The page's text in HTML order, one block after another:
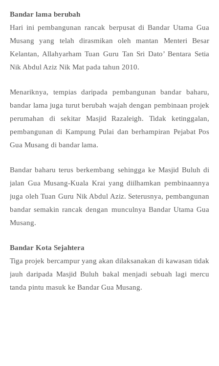
Bandar lama berubah
Hari ini pembangunan rancak berpusat di Bandar Utama Gua
Musang yang telah dirasmikan oleh mantan Menteri Besar
Kelantan, Allahyarham Tuan Guru Tan Sri Dato’ Bentara Setia
Nik Abdul Aziz Nik Mat pada tahun 2010.
Menariknya, tempias daripada pembangunan bandar baharu,
bandar lama juga turut berubah wajah dengan pembinaan projek
perumahan di sekitar Masjid Razaleigh. Tidak ketinggalan,
pembangunan di Kampung Pulai dan berhampiran Pejabat Pos
Gua Musang di bandar lama.
Bandar baharu terus berkembang sehingga ke Masjid Buluh di
jalan Gua Musang-Kuala Krai yang diilhamkan pembinaannya
juga oleh Tuan Guru Nik Abdul Aziz. Seterusnya, pembangunan
bandar semakin rancak dengan munculnya Bandar Utama Gua
Musang.
Bandar Kota Sejahtera
Tiga projek bercampur yang akan dilaksanakan di kawasan tidak
jauh daripada Masjid Buluh bakal menjadi sebuah lagi mercu
tanda pintu masuk ke Bandar Gua Musang.